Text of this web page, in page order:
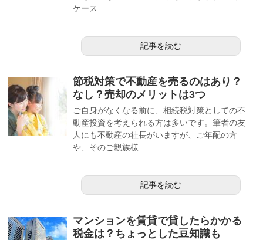
ケース...
記事を読む
節税対策で不動産を売るのはあり？
なし？売却のメリットは3つ
ご自身がなくなる前に、相続税対策としての不
動産投資を考えられる方は多いです。筆者の友
人にも不動産の社長がいますが、ご年配の方
や、そのご親族様...
記事を読む
マンションを賃貸で貸したらかかる
税金は？ちょっとした豆知識も